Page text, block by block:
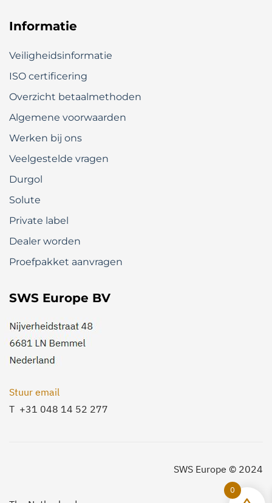
Informatie
Veiligheidsinformatie
ISO certificering
Overzicht betaalmethoden
Algemene voorwaarden
Werken bij ons
Veelgestelde vragen
Durgol
Solute
Private label
Dealer worden
Proefpakket aanvragen
SWS Europe BV
Stuur email
T +31 048 14 52 277
SWS Europe © 2024
0